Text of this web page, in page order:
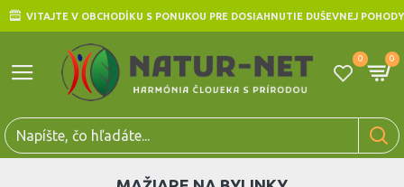
VITAJTE V OBCHODÍKU S PONUKOU PRE DOSIAHNUTIE DUŠEVNEJ POHODY
0 0